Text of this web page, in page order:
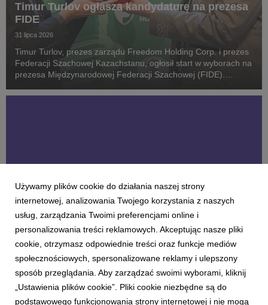
Timur Turlov ogłasza kandydaturę na prezesa
FIDE
31 lipca 2026
Timur Turlov, prezes zarządu Freedom Holding Corp. i prezes
Federacji Szachowej Kazachstanu, ogłosił start w wyborach na
prezesa Międzynarodowej Federacji Szachowej (FIDE).
Samarkandzie, podczas Zgromadzenia Ogólnego o...
AKTUALNOŚCI
Pragmatyzm wygrywa z huraoptymizmem.
Zwroty z inwestycji w AI w działach
finansowych
21 lipca 2026
Używamy plików cookie do działania naszej strony
internetowej, analizowania Twojego korzystania z naszych
usług, zarządzania Twoimi preferencjami online i
personalizowania treści reklamowych. Akceptując nasze pliki
cookie, otrzymasz odpowiednie treści oraz funkcje mediów
społecznościowych, spersonalizowane reklamy i ulepszony
sposób przeglądania. Aby zarządzać swoimi wyborami, kliknij
„Ustawienia plików cookie”. Pliki cookie niezbędne są do
podstawowego funkcjonowania strony internetowej i nie mogą